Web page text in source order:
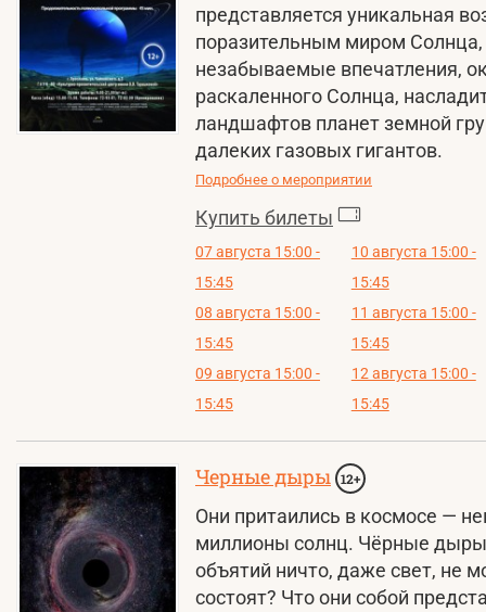
представляется уникальная
поразительным миром Солнца,
незабываемые впечатления,
раскаленного Солнца,
ландшафтов планет земной
далеких газовых гигантов.
Подробнее о мероприятии
Купить билеты
07 августа 15:00 -
15:45
08 августа 15:00 -
15:45
09 августа 15:00 -
15:45
10 августа 15:00 -
15:45
11 августа 15:00 -
15:45
12 августа 15:00 -
15:45
Черные дыры 12+
Они притаились в космосе —
миллионы солнц. Чёрные дыры
объятий ничто, даже свет, не
состоят? Что они собой